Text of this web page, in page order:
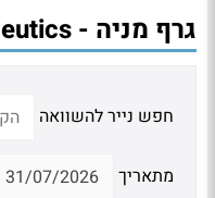
גרף מניה - Mineralys Therapeutics
חפש נייר להשוואה
מתאריך